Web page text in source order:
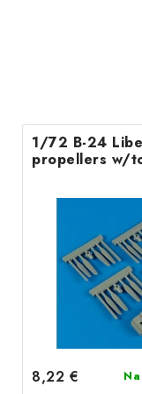
1/72 B-24
propellers w/
8,22 €